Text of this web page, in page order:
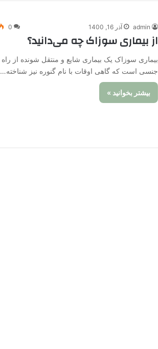
admin آذر 16, 1400 0
از بیماری سوزاک چه می‌دانید؟
بیماری سوزاک یک بیماری شایع و منتقل شونده از راه
جنسی است که گاهی اوقات با نام گنوره نیز شناخته…
بیشتر بخوانید »